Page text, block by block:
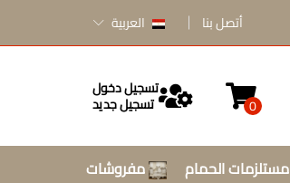
أتصل بنا العربية
0
تسجيل دخول
تسجيل جديد
مستلزمات الحمام
مفروشات